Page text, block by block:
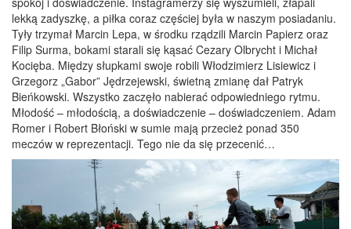
lekką zadyszkę, a piłka coraz częściej była w naszym posiadaniu.
Tyły trzymał Marcin Lepa, w środku rządzili Marcin Papierz oraz
Filip Surma, bokami starali się kąsać Cezary Olbrycht i Michał
Kocięba. Między słupkami swoje robili Włodzimierz Lisiewicz i
Grzegorz „Gabor” Jędrzejewski, świetną zmianę dał Patryk
Bieńkowski. Wszystko zaczęło nabierać odpowiedniego rytmu.
Młodość – młodością, a doświadczenie – doświadczeniem. Adam
Romer i Robert Błoński w sumie mają przecież ponad 350
meczów w reprezentacji. Tego nie da się przecenić…